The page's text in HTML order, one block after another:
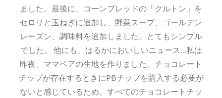
ました。最後に、コーンブレッドの「クルトン」を
セロリと玉ねぎに追加し、野菜スープ、ゴールデン
レーズン、調味料を追加しました。とてもシンプル
でした。 他にも、はるかにおいしいニュース…私は
昨夜、ママペアの生地を作りました。チョコレート
チップが存在するときにPBチップを購入する必要が
ないと感じているため、すべてのチョコレートチッ